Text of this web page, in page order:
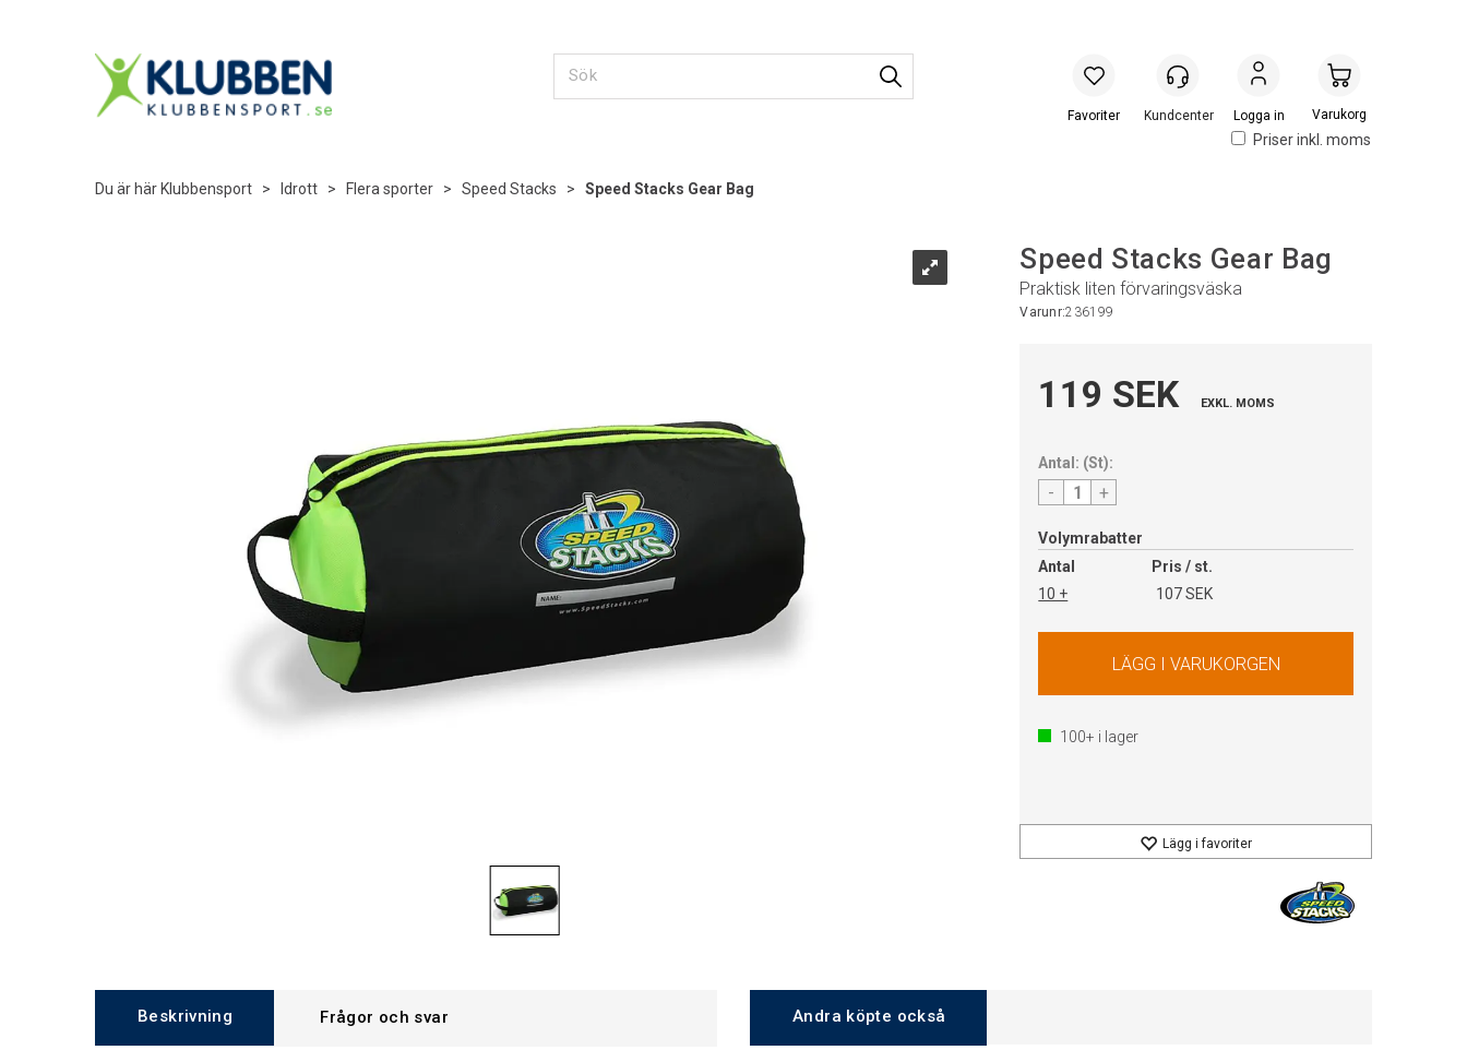
Priser inkl. moms
Logga in Handlevogn
Du är här Klubbensport > Idrott > Flera sporter > Speed Stacks > Speed Stacks Gear Bag
Speed Stacks Gear Bag
Praktisk liten förvaringsväska
Varunr:236199
119 SEK EXKL. MOMS
Antal: (St):
- +
Volymrabatter
Antal
Pris / st.
10 +
107 SEK
100+ i lager
Lägg i favoriter
Beskrivning Frågor och svar Andra köpte också